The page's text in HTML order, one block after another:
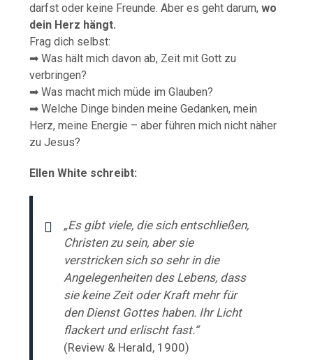
darfst oder keine Freunde. Aber es geht darum,wo
dein Herz hängt.
Frag dich selbst:
➡ Was hält mich davon ab, Zeit mit Gott zu
verbringen?
➡ Was macht mich müde im Glauben?
➡ Welche Dinge binden meine Gedanken, mein
Herz, meine Energie – aber führen mich nicht näher
zu Jesus?
Ellen White schreibt:
„Es gibt viele, die sich entschließen,
Christen zu sein, aber sie
verstricken sich so sehr in die
Angelegenheiten des Lebens, dass
sie keine Zeit oder Kraft mehr für
den Dienst Gottes haben. Ihr Licht
flackert und erlischt fast.“
(Review & Herald, 1900)